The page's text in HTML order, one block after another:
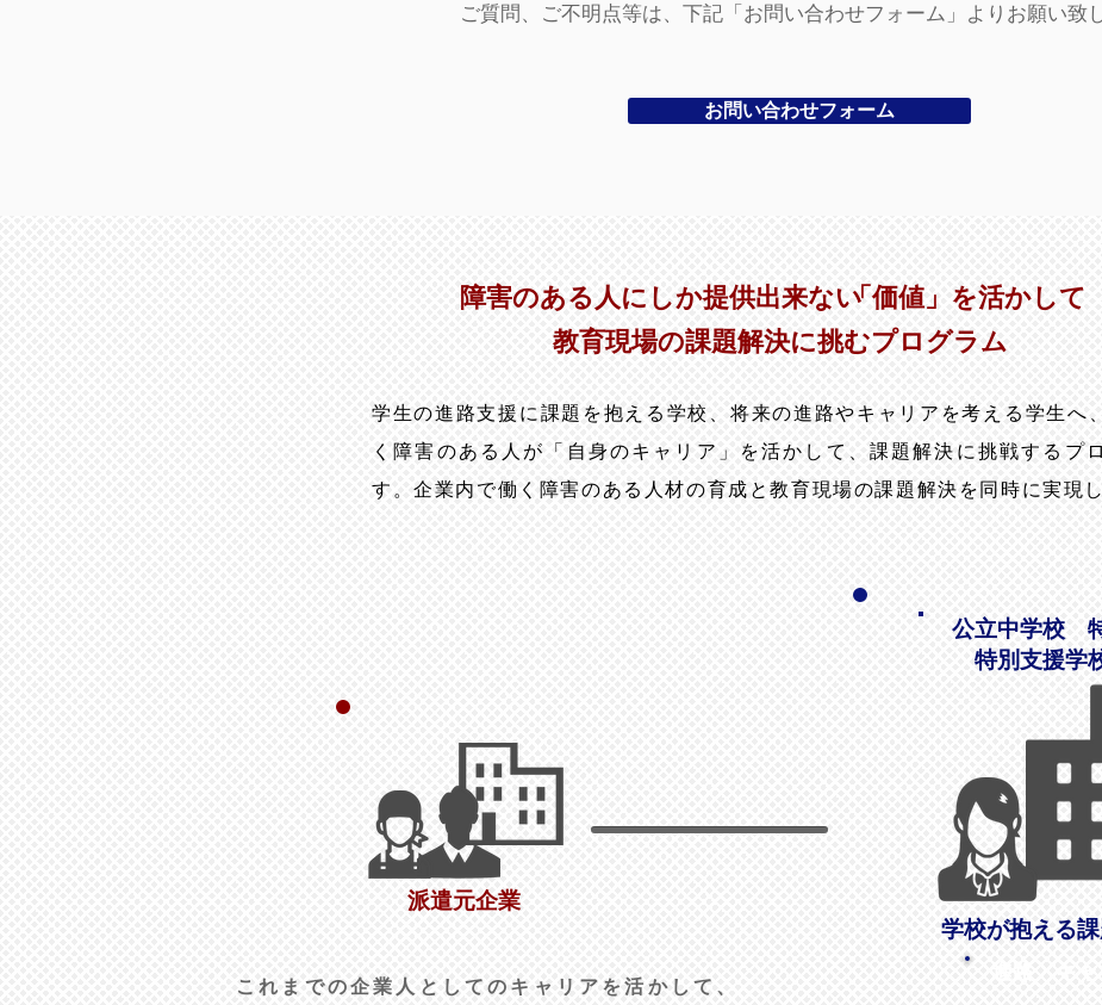
ご質問、ご不明点等は、下記「お問い合わせフォーム」よりお願い致
お問い合わせフォーム
障害のある人にしか提供出来ない「価値」を活かして
教育現場の課題解決に挑むプログラム
学生の進路支援に課題を抱える学校、将来の進路やキャリアを考える学生へ
く障害のある人が「自身のキャリア」を活かして、課題解決に挑戦するプ
す。企業内で働く障害のある人材の育成と教育現場の課題解決を同時に実現し
派遣元企業
これまでの企業人としてのキャリアを活かして、
公立中学校
特別支援
学校が抱える